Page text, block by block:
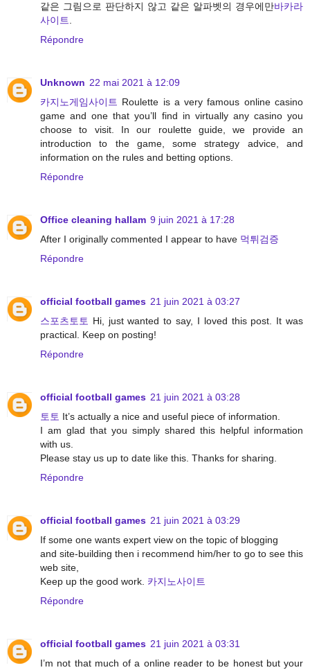
같은 그림으로 판단하지 않고 같은 알파벳의 경우에만바카라
사이트
Répondre
Unknown 22 mai 2021 à 12:09
카지노게임사이트 Roulette is a very famous online casino
game and one that you’ll find in virtually any casino you
choose to visit. In our roulette guide, we provide an
introduction to the game, some strategy advice, and
information on the rules and betting options.
Répondre
Office cleaning hallam 9 juin 2021 à 17:28
After I originally commented I appear to have 먹튀검증
Répondre
official football games 21 juin 2021 à 03:27
스포츠토토 Hi, just wanted to say, I loved this post. It was
practical. Keep on posting!
Répondre
official football games 21 juin 2021 à 03:28
토토 It’s actually a nice and useful piece of information.
I am glad that you simply shared this helpful information
with us.
Please stay us up to date like this. Thanks for sharing.
Répondre
official football games 21 juin 2021 à 03:29
If some one wants expert view on the topic of blogging
and site-building then i recommend him/her to go to see this
web site,
Keep up the good work. 카지노사이트
Répondre
official football games 21 juin 2021 à 03:31
I’m not that much of a online reader to be honest but your